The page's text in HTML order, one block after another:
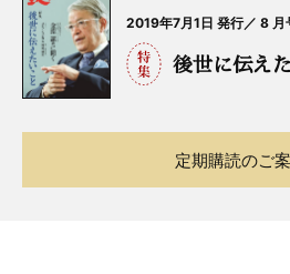
2019年7月1日 発行／ 8 月
後世に伝え
定期購読のご